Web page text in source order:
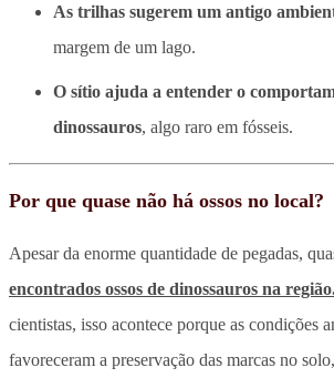
As trilhas sugerem um antigo
margem de um lago.
O sítio ajuda a entender o
dinossauros, algo raro em fósseis.
Por que quase não há ossos no local?
Apesar da enorme quantidade de pegadas,
encontrados ossos de dinossauros na
cientistas, isso acontece porque as condições
favoreceram a preservação das marcas no